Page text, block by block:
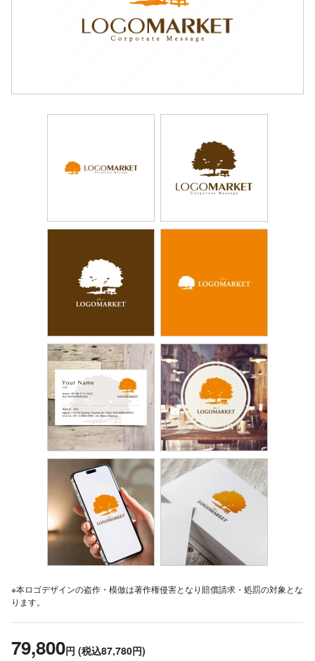
※本ロゴデザインの盗作・模倣は著作権侵害となり賠償請求・処罰の対象とな
ります。
79,800円 (税込87,780円)